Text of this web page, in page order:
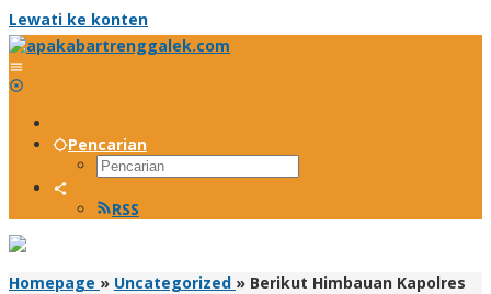
Lewati ke konten
Pencarian
RSS
Homepage » Uncategorized » Berikut Himbauan Kapolres